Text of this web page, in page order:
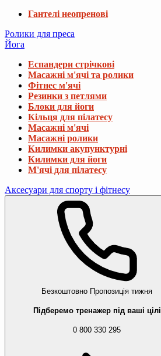
Гантелі неопренові
Ролики для преса
Йога
Еспандери стрічкові
Масажні м'ячі та ролики
Фітнес м'ячі
Резинки з петлями
Блоки для йоги
Кільця для пілатесу
Масажні м'ячі
Масажні ролики
Килимки акупунктурні
Килимки для йоги
М'ячі для пілатесу
Аксесуари для спорту і фітнесу
Безкоштовно Пропозиція тижня
Підберемо тренажер під ваші цілі
0 800 330 295